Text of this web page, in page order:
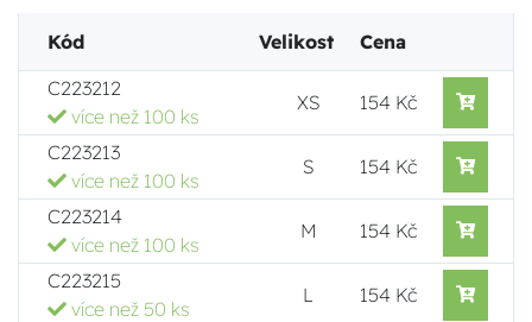
Kód Velikost
Cena
C223212
více než 100 ks
XS 154 Kč
C223213
více než 100 ks
S 154 Kč
C223214
více než 100 ks
M 154 Kč
C223215
více než 50 ks
L 154 Kč